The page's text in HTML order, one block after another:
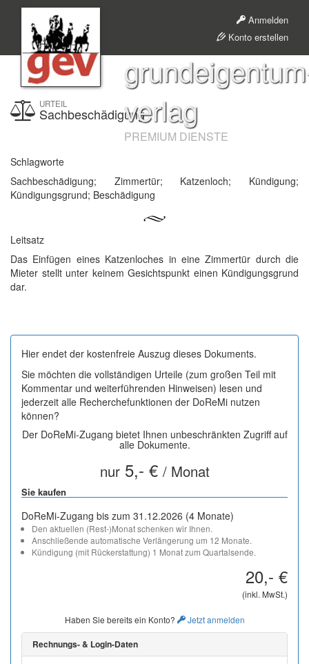
Anmelden
Konto erstellen
verlag
PREMIUM DIENSTE
URTEIL
Sachbeschädigung
Schlagworte
Sachbeschädigung; Zimmertür; Katzenloch; Kündigung;
Kündigungsgrund; Beschädigung
Leitsatz
Das Einfügen eines Katzenloches in eine Zimmertür durch die
Mieter stellt unter keinem Gesichtspunkt einen Kündigungsgrund
dar.
Hier endet der kostenfreie Auszug dieses Dokuments.
Sie möchten die vollständigen Urteile (zum großen Teil mit
Kommentar und weiterführenden Hinweisen) lesen und
jederzeit alle Recherchefunktionen der DoReMi nutzen
können?
Der DoReMi-Zugang bietet Ihnen unbeschränkten Zugriff auf
alle Dokumente.
nur5,- € / Monat
Sie kaufen
DoReMi-Zugang bis zum 31.12.2026 (4 Monate)
Den aktuellen (Rest-)Monat schenken wir Ihnen.
Anschließende automatische Verlängerung um 12 Monate.
Kündigung (mit Rückerstattung) 1 Monat zum Quartalsende.
20,- €
(inkl. MwSt.)
Haben Sie bereits ein Konto? Jetzt anmelden
Rechnungs- & Login-Daten